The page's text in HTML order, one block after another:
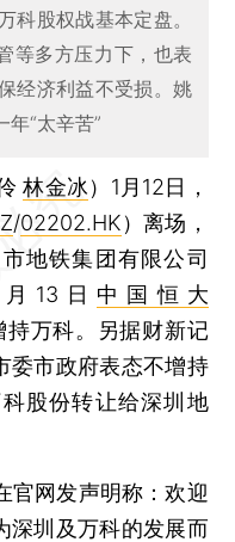
科股权战基本定盘。
等多方压力下，也表
经济利益不受损。姚
“太辛苦”
林金冰） 1月12日，
/02202.HK）离场，
地铁集团有限公司
月13日 中国恒大
持万科。另据财新记
委市政府表态不增持
股份转让给深圳地
网发声明称：欢迎
深圳及万科的发展而